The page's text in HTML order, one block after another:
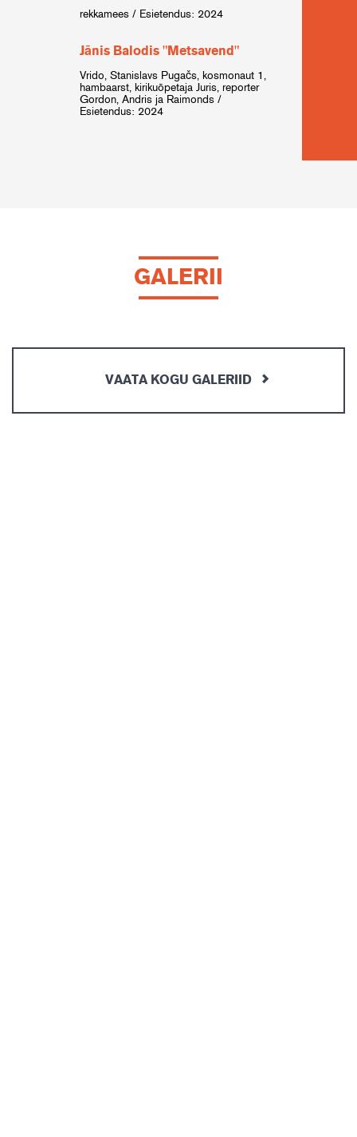
rekkamees / Esietendus: 2024
Jānis Balodis "Metsavend"
Vrido, Stanislavs Pugačs, kosmonaut 1,
hambaarst, kirikuõpetaja Juris, reporter
Gordon, Andris ja Raimonds /
Esietendus: 2024
GALERII
VAATA KOGU GALERIID